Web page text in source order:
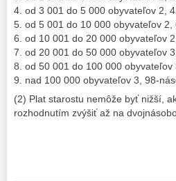
4. od 3 001 do 5 000 obyvateľov 2,
5. od 5 001 do 10 000 obyvateľov 2,
6. od 10 001 do 20 000 obyvateľov
7. od 20 001 do 50 000 obyvateľov
8. od 50 001 do 100 000 obyvateľov
9. nad 100 000 obyvateľov 3, 98-
(2) Plat starostu nemôže byť nižší,
rozhodnutím zvýšiť až na